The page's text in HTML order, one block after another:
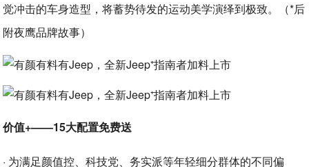
觉冲击的车身造型，将蓄势待发的运动美学演绎到极致。（*后
附夜鹰品牌故事）
价值+——15大配置免费送
· 为满足颜值控、科技党、务实派等年轻细分群体的不同偏